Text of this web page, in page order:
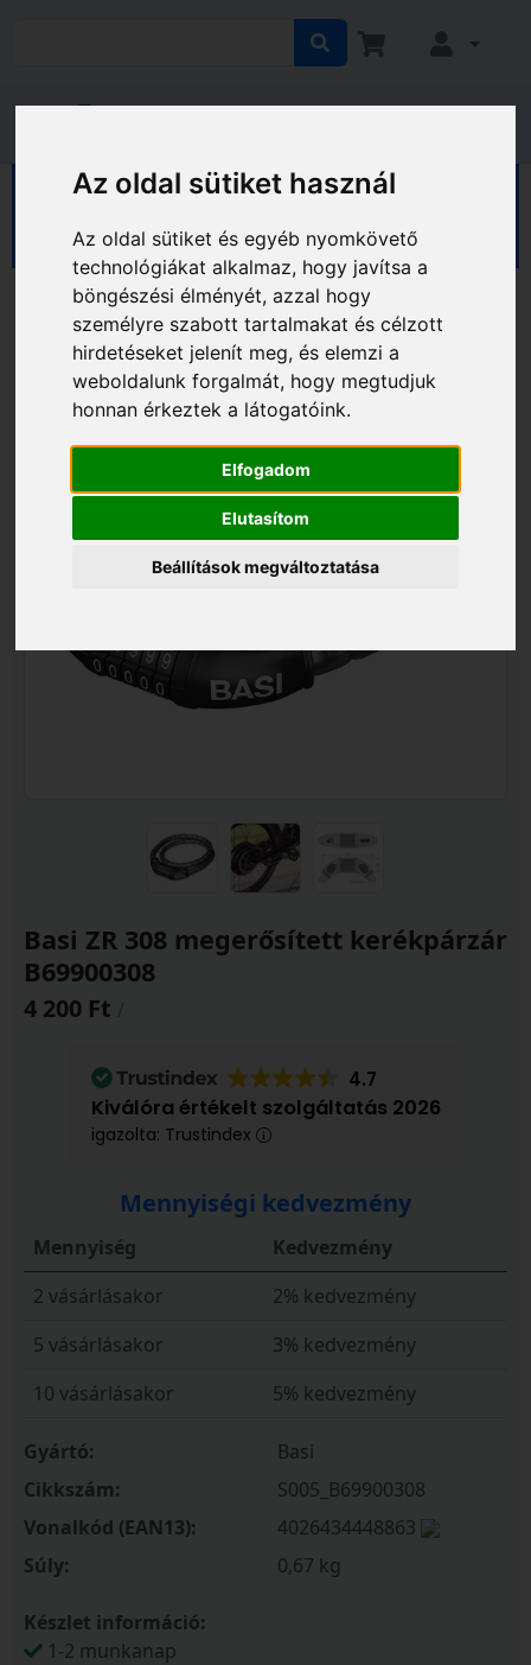
Az oldal sütiket használ
Az oldal sütiket és egyéb nyomkövető
technológiákat alkalmaz, hogy javítsa a
böngészési élményét, azzal hogy
személyre szabott tartalmakat és célzott
hirdetéseket jelenít meg, és elemzi a
weboldalunk forgalmát, hogy megtudjuk
honnan érkeztek a látogatóink.
Elfogadom
Elutasítom
Beállítások megváltoztatása
HÁZ KERT HOBBY
Hobby
Sport, kerékpár
Lakatok
Basi ZR 308 megerősített kerékpárzár
B69900308
4 200 Ft
4.7
Kiválóra értékelt szolgáltatás 2026
igazolta: Trustindex
Mennyiségi kedvezmény
Mennyiség
Kedvezmény
2 vásárlásakor
2% kedvezmény
5 vásárlásakor
3% kedvezmény
10 vásárlásakor
5% kedvezmény
Gyártó:
Basi
Cikkszám:
S005_B69900308
Vonalkód (EAN13):
4026434448863
Súly:
0,67 kg
Készlet információ:
1-2 munkanap